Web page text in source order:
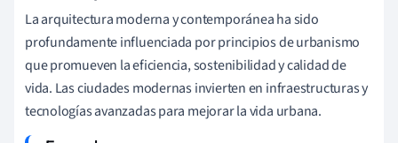
La arquitectura moderna y contemporánea ha sido
profundamente influenciada por principios de urbanismo
que promueven la eficiencia, sostenibilidad y calidad de
vida. Las ciudades modernas invierten en infraestructuras y
tecnologías avanzadas para mejorar la vida urbana.